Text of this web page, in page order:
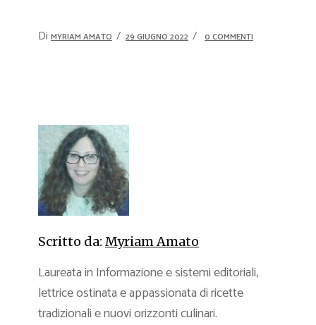
Di MYRIAM AMATO 29 GIUGNO 2022 0 COMMENTI
Scritto da: Myriam Amato
Laureata in Informazione e sistemi editoriali,
lettrice ostinata e appassionata di ricette
tradizionali e nuovi orizzonti culinari.